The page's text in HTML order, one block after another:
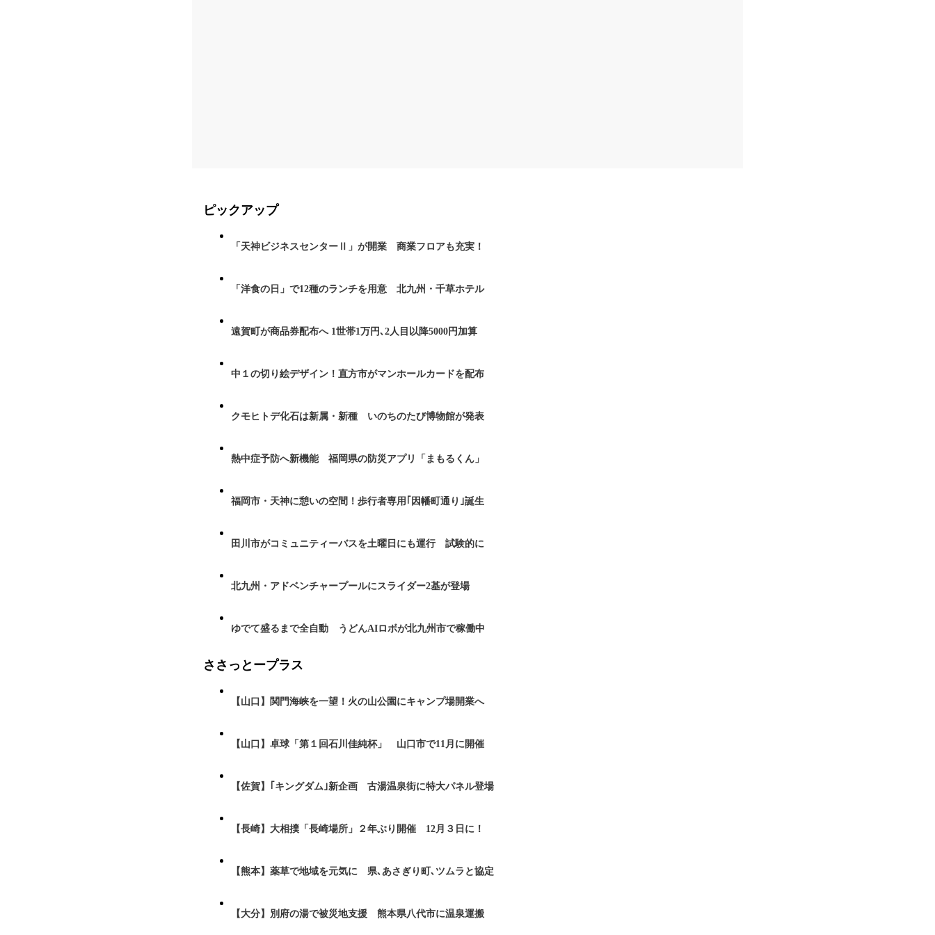
ピックアップ
「天神ビジネスセンターⅡ」が開業 商業フロアも充実！
「洋食の日」で12種のランチを用意 北九州・千草ホテル
遠賀町が商品券配布へ 1世帯1万円､2人目以降5000円加算
中１の切り絵デザイン！直方市がマンホールカードを配布
クモヒトデ化石は新属・新種 いのちのたび博物館が発表
熱中症予防へ新機能 福岡県の防災アプリ「まもるくん」
福岡市・天神に憩いの空間！歩行者専用｢因幡町通り｣誕生
田川市がコミュニティーバスを土曜日にも運行 試験的に
北九州・アドベンチャープールにスライダー2基が登場
ゆでて盛るまで全自動 うどんAIロボが北九州市で稼働中
ささっとープラス
【山口】関門海峡を一望！火の山公園にキャンプ場開業へ
【山口】卓球「第１回石川佳純杯」 山口市で11月に開催
【佐賀】｢キングダム｣新企画 古湯温泉街に特大パネル登場
【長崎】大相撲「長崎場所」２年ぶり開催 12月３日に！
【熊本】薬草で地域を元気に 県､あさぎり町､ツムラと協定
【大分】別府の湯で被災地支援 熊本県八代市に温泉運搬